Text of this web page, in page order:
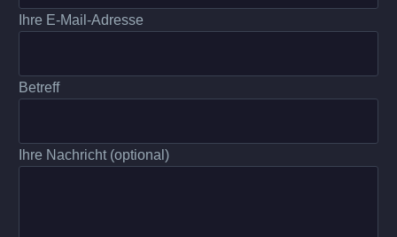
Ihre E-Mail-Adresse
Betreff
Ihre Nachricht (optional)